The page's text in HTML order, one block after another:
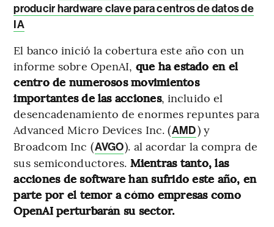
producir hardware clave para centros de datos de
IA
El banco inició la cobertura este año con un
informe sobre OpenAI, que ha estado en el
centro de numerosos movimientos
importantes de las acciones, incluido el
desencadenamiento de enormes repuntes para
Advanced Micro Devices Inc. (AMD) y
Broadcom Inc (AVGO). al acordar la compra de
sus semiconductores. Mientras tanto, las
acciones de software han sufrido este año, en
parte por el temor a cómo empresas como
OpenAI perturbarán su sector.